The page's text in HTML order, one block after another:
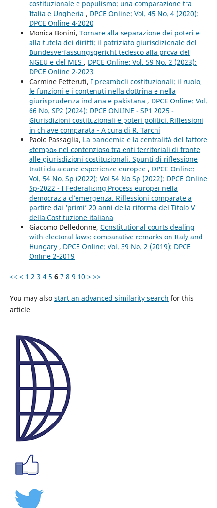
costituzionale e populismo: una comparazione tra
Italia e Ungheria , DPCE Online: Vol. 45 No. 4 (2020):
DPCE Online 4-2020
Monica Bonini, Tornare alla separazione dei poteri e
alla tutela dei diritti: il patriziato giurisdizionale del
Bundesverfassungsgericht tedesco alla prova del
NGEU e del MES , DPCE Online: Vol. 59 No. 2 (2023):
DPCE Online 2-2023
Carmine Petteruti, I preamboli costituzionali: il ruolo,
le funzioni e i contenuti nella dottrina e nella
giurisprudenza indiana e pakistana , DPCE Online: Vol.
66 No. SP2 (2024): DPCE ONLINE - SP1 2025 -
Giurisdizioni costituzionali e poteri politici. Riflessioni
in chiave comparata - A cura di R. Tarchi
Paolo Passaglia, La pandemia e la centralità del fattore
«tempo» nel contenzioso tra enti territoriali di fronte
alle giurisdizioni costituzionali. Spunti di riflessione
tratti da alcune esperienze europee , DPCE Online:
Vol. 54 No. Sp (2022): Vol 54 No Sp (2022): DPCE Online
Sp-2022 - I Federalizing Process europei nella
democrazia d’emergenza. Riflessioni comparate a
partire dai ‘primi’ 20 anni della riforma del Titolo V
della Costituzione italiana
Giacomo Delledonne, Constitutional courts dealing
with electoral laws: comparative remarks on Italy and
Hungary , DPCE Online: Vol. 39 No. 2 (2019): DPCE
Online 2-2019
<< < 1 2 3 4 5 6 7 8 9 10 > >>
You may also start an advanced similarity search for this
article.